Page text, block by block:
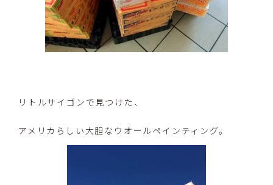
リトルサイゴンで見つけた、
アメリカらしい大胆なウオールペインティング。